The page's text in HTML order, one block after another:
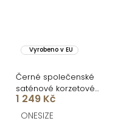
Vyrobeno v EU
Černé společenské
saténové korzetové
dlouhé šaty ZONTIRE
1 249 Kč
ONESIZE